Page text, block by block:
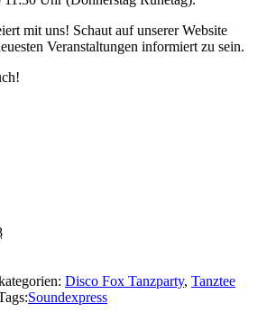
mit uns! Schaut auf unserer Website
Veranstaltungen informiert zu sein.
Disco Fox Tanzparty, Tanztee
Soundexpress